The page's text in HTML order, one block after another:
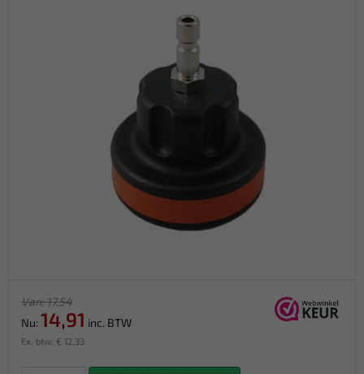
Van: 17,54
Nu: 14,91 inc. BTW
Ex. btw: € 12,33